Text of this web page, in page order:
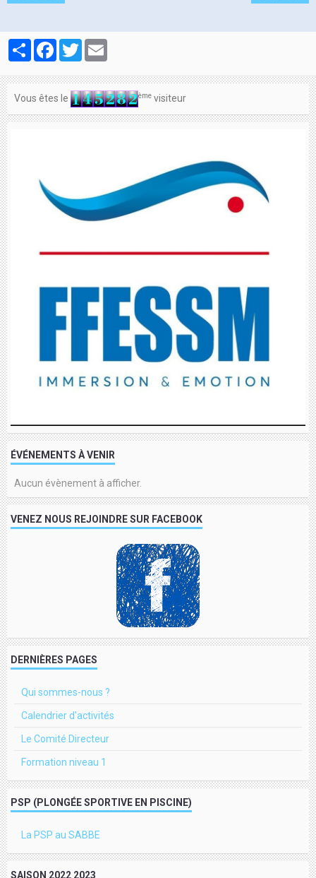
PartagerFacebook
Twitter
Vous êtes le ème visiteur
ÉVÉNEMENTS À VENIR
Aucun évènement à afficher.
VENEZ NOUS REJOINDRE SUR FACEBOOK
DERNIÈRES PAGES
Qui sommes-nous ?
Calendrier d'activités
Le Comité Directeur
Formation niveau 1
PSP (PLONGÉE SPORTIVE EN PISCINE)
La PSP au SABBE
SAISON 2022 2023